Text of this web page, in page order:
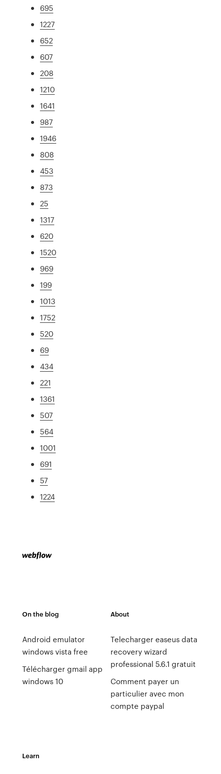
695
1227
652
607
208
1210
1641
987
1946
808
453
873
25
1317
620
1520
969
199
1013
1752
520
69
434
221
1361
507
564
1001
691
57
1224
On the blog
Android emulator
windows vista free
Télécharger gmail app
windows 10
About
Telecharger easeus data
recovery wizard
professional 5.6.1 gratuit
Comment payer un
particulier avec mon
compte paypal
Learn